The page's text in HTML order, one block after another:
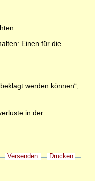
Einen für die
werden können“,
in der
Versenden Drucken